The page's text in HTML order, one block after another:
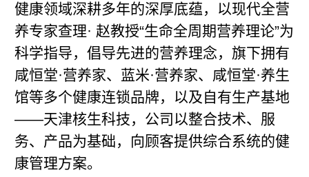
健康领域深耕多年的深厚底蕴，以现代全营
养专家查理· 赵教授“生命全周期营养理论”为
科学指导，倡导先进的营养理念，旗下拥有
咸恒堂·营养家、蓝米·营养家、咸恒堂·养生
馆等多个健康连锁品牌，以及自有生产基地
——天津核生科技，公司以整合技术、服
务、产品为基础，向顾客提供综合系统的健
康管理方案。